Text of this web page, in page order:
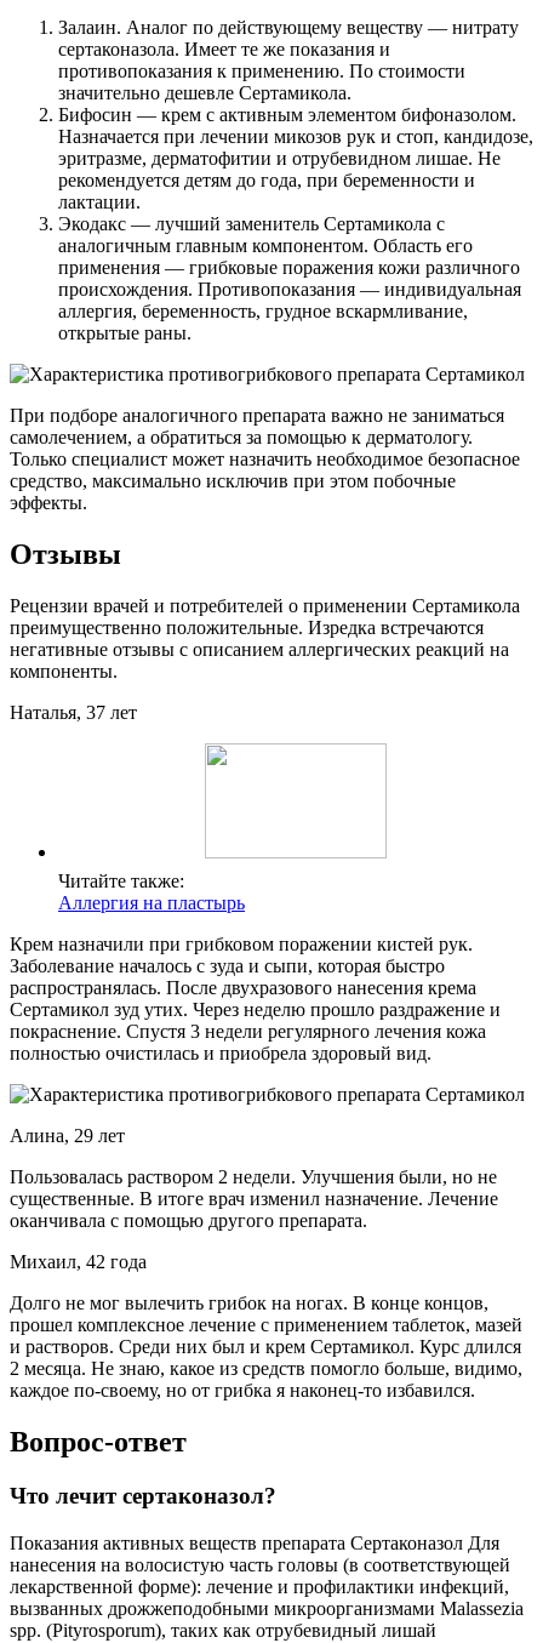
Залаин. Аналог по действующему веществу — нитрату
сертаконазола. Имеет те же показания и
противопоказания к применению. По стоимости
значительно дешевле Сертамикола.
Бифосин — крем с активным элементом бифоназолом.
Назначается при лечении микозов рук и стоп, кандидозе,
эритразме, дерматофитии и отрубевидном лишае. Не
рекомендуется детям до года, при беременности и
лактации.
Экодакс — лучший заменитель Сертамикола с
аналогичным главным компонентом. Область его
применения — грибковые поражения кожи различного
происхождения. Противопоказания — индивидуальная
аллергия, беременность, грудное вскармливание,
открытые раны.
При подборе аналогичного препарата важно не заниматься
самолечением, а обратиться за помощью к дерматологу.
Только специалист может назначить необходимое безопасное
средство, максимально исключив при этом побочные
эффекты.
Отзывы
Рецензии врачей и потребителей о применении Сертамикола
преимущественно положительные. Изредка встречаются
негативные отзывы с описанием аллергических реакций на
компоненты.
Наталья, 37 лет
Читайте также:
Аллергия на пластырь
Крем назначили при грибковом поражении кистей рук.
Заболевание началось с зуда и сыпи, которая быстро
распространялась. После двухразового нанесения крема
Сертамикол зуд утих. Через неделю прошло раздражение и
покраснение. Спустя 3 недели регулярного лечения кожа
полностью очистилась и приобрела здоровый вид.
Алина, 29 лет
Пользовалась раствором 2 недели. Улучшения были, но не
существенные. В итоге врач изменил назначение. Лечение
оканчивала с помощью другого препарата.
Михаил, 42 года
Долго не мог вылечить грибок на ногах. В конце концов,
прошел комплексное лечение с применением таблеток, мазей
и растворов. Среди них был и крем Сертамикол. Курс длился
2 месяца. Не знаю, какое из средств помогло больше, видимо,
каждое по-своему, но от грибка я наконец-то избавился.
Вопрос-ответ
Что лечит сертаконазол?
Показания активных веществ препарата Сертаконазол Для
нанесения на волосистую часть головы (в соответствующей
лекарственной форме): лечение и профилактики инфекций,
вызванных дрожжеподобными микроорганизмами Malassezia
spp. (Pityrosporum), таких как отрубевидный лишай